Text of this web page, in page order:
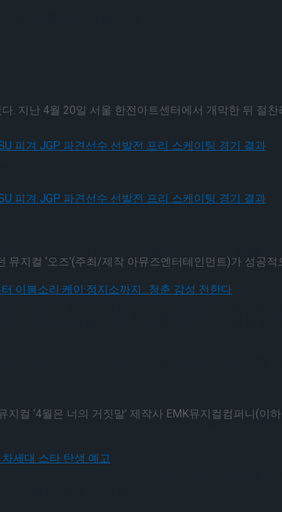
ISU 피겨 JGP 파견선수 선발전 프리 스
ISU 피겨 JGP 파견선수 선발전 프리 스
ISU 피겨 JGP 파견선수 선발전 프리 스
피겨 JGP 파견선수 선발전 프리 스케이팅 경
은 감동의 뮤지컬 추천
. 지난 4월 20일 서울 한전아트센터에서 개막한 뒤 절
지컬 ‘오즈’(주최/제작 아뮤즈엔터테인먼트)가 성공
컬 ‘4월은 너의 거짓말’ 제작사 EMK뮤지컬컴퍼니(